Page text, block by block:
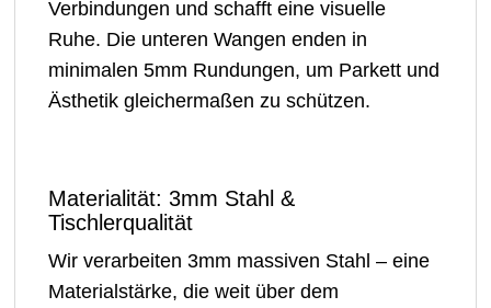
Verbindungen und schafft eine visuelle
Ruhe. Die unteren Wangen enden in
minimalen 5mm Rundungen, um Parkett und
Ästhetik gleichermaßen zu schützen.
Materialität: 3mm Stahl &
Tischlerqualität
Wir verarbeiten 3mm massiven Stahl – eine
Materialstärke, die weit über dem